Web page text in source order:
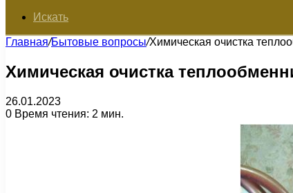
Искать
Главная/Бытовые вопросы/Химическая очистка
Химическая очистка
26.01.2023
0 Время чтения: 2 мин.